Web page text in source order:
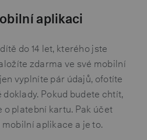
aplikaci
do 14 let, kterého jste
zdarma ve své mobilní
vyplníte pár údajů, ofotíte
Pokud budete chtít,
o platební kartu. Pak účet
aplikace a je to.